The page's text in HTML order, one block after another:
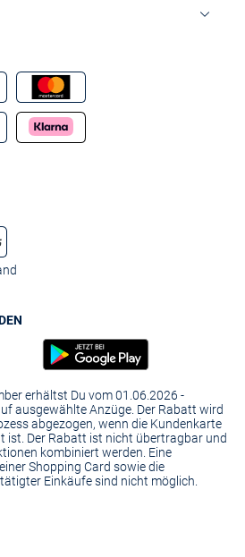
erhältst Du vom 01.06.2026 -
ausgewählte Anzüge. Der Rabatt wird
abgezogen, wenn die Kundenkarte
ist. Der Rabatt ist nicht übertragbar und
kombiniert werden. Eine
Shopping Card sowie die
Einkäufe sind nicht möglich.